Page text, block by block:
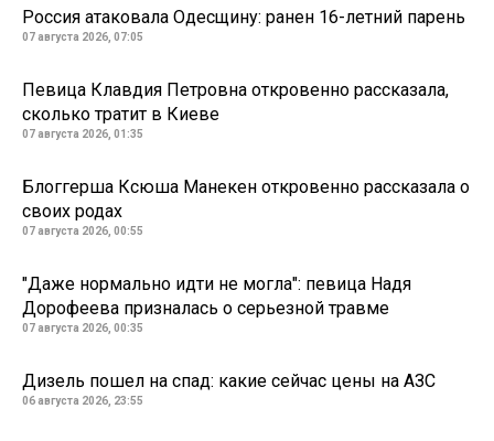
Россия атаковала Одесщину: ранен 16-летний парень
07 августа 2026, 07:05
Певица Клавдия Петровна откровенно рассказала,
сколько тратит в Киеве
07 августа 2026, 01:35
Блоггерша Ксюша Манекен откровенно рассказала о
своих родах
07 августа 2026, 00:55
"Даже нормально идти не могла": певица Надя
Дорофеева призналась о серьезной травме
07 августа 2026, 00:35
Дизель пошел на спад: какие сейчас цены на АЗС
06 августа 2026, 23:55